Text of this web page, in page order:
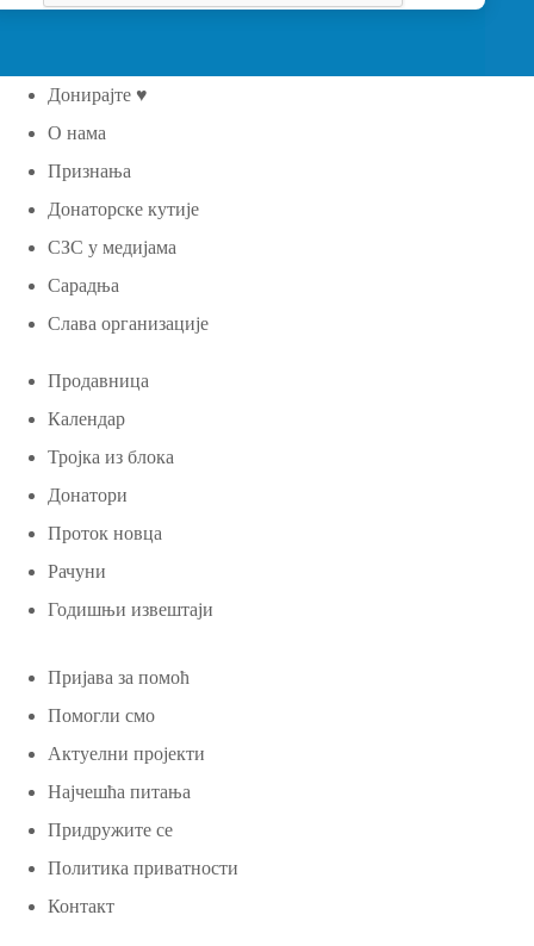
Донирајте ♥
О нама
Признања
Донаторске кутије
СЗС у медијама
Сарадња
Слава организације
Продавница
Календар
Тројка из блока
Донатори
Проток новца
Рачуни
Годишњи извештаји
Пријава за помоћ
Помогли смо
Актуелни пројекти
Најчешћа питања
Придружите се
Политика приватности
Контакт